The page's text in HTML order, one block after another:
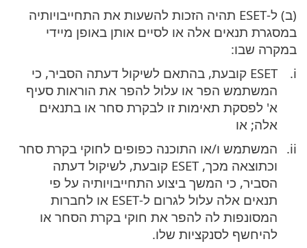
(ב) ל-ESET תהיה הזכות להשעות את התחייבויותיה
במסגרת תנאים אלה או לסיים אותן באופן מיידי
במקרה שבו:
ESET קובעת, בהתאם לשיקול דעתה הסביר, כי
המשתמש הפר או עלול להפר את הוראות סעיף
א' לפסקת תאימות זו לבקרת סחר או בתנאים
אלה; או
המשתמש ו/או התוכנה כפופים לחוקי בקרת סחר
וכתוצאה מכך, ESET קובעת, לשיקול דעתה
הסביר, כי המשך ביצוע התחייבויותיה על פי
תנאים אלה עלול לגרום ל-ESET או לחברות
המסונפות לה להפר את חוקי בקרת הסחר או
להיחשף לסנקציות שלו.